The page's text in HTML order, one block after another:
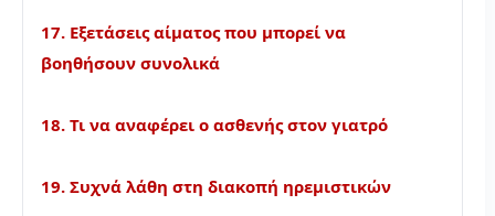
17. Εξετάσεις αίματος που μπορεί να
βοηθήσουν συνολικά
18. Τι να αναφέρει ο ασθενής στον γιατρό
19. Συχνά λάθη στη διακοπή ηρεμιστικών